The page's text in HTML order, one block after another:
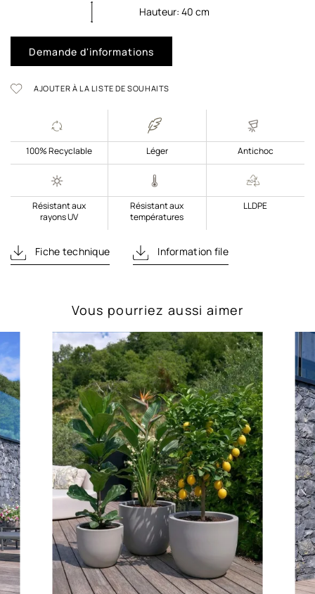
Hauteur:40 cm
Demande d'informations
AJOUTER À LA LISTE DE SOUHAITS
100% Recyclable Léger Antichoc
Résistant aux
rayons UV
Résistant aux
températures
LLDPE
Fiche technique Information file
Vous pourriez aussi aimer